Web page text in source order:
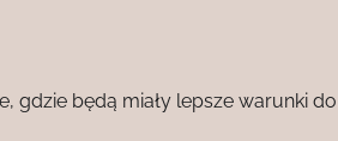
gdzie będą miały lepsze warunki do